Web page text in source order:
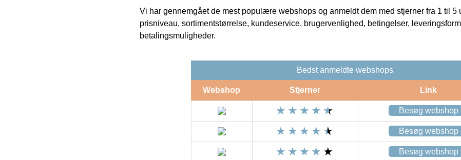
Vi har gennemgået de mest populære webshops og anmeldt dem med stjerner fra 1 til 5
prisniveau, sortimentstørrelse, kundeservice, brugervenlighed, betingelser,
betalingsmuligheder.
Bedst anmeldte webshops
Webshop Stjerner Link
Besøg webshop
Besøg webshop
Besøg webshop